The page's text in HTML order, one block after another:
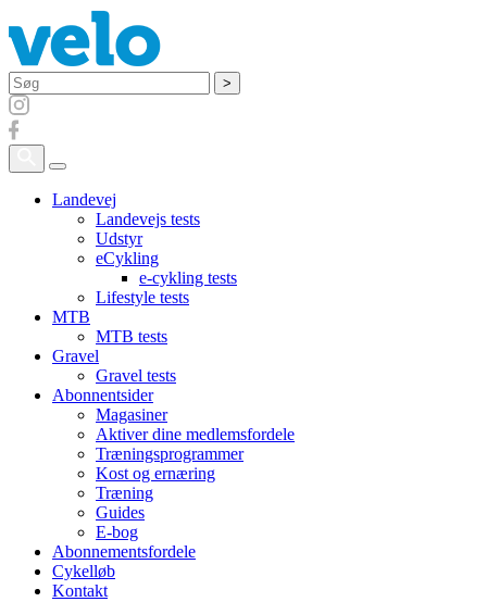
Søg
Landevej
Landevejs tests
Udstyr
eCykling
e-cykling tests
Lifestyle tests
MTB
MTB tests
Gravel
Gravel tests
Abonnentsider
Magasiner
Aktiver dine medlemsfordele
Træningsprogrammer
Kost og ernæring
Træning
Guides
E-bog
Abonnementsfordele
Cykelløb
Kontakt